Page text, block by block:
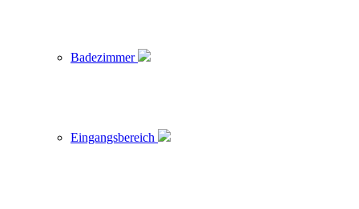
Badezimmer
Eingangsbereich